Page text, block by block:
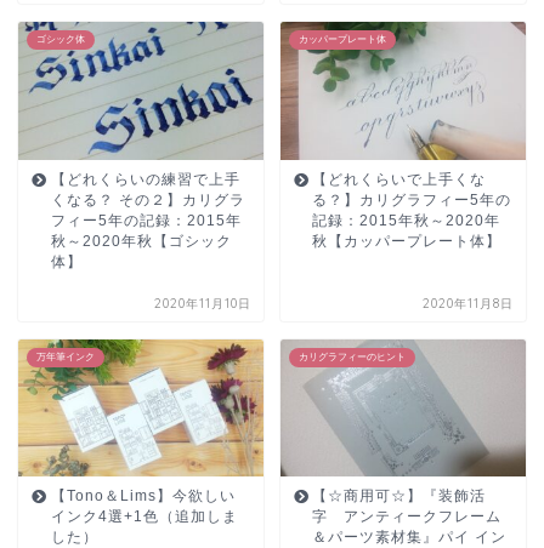
ゴシック体
【どれくらいの練習で上手
くなる？ その２】カリグラ
フィー5年の記録：2015年
秋～2020年秋【ゴシック
体】
2020年11月10日
カッパープレート体
【どれくらいで上手くな
る？】カリグラフィー5年の
記録：2015年秋～2020年
秋【カッパープレート体】
2020年11月8日
万年筆インク
【Tono＆Lims】今欲しい
インク4選+1色（追加しま
した）
カリグラフィーのヒント
【☆商用可☆】『装飾活
字 アンティークフレーム
＆パーツ素材集』パイ イン